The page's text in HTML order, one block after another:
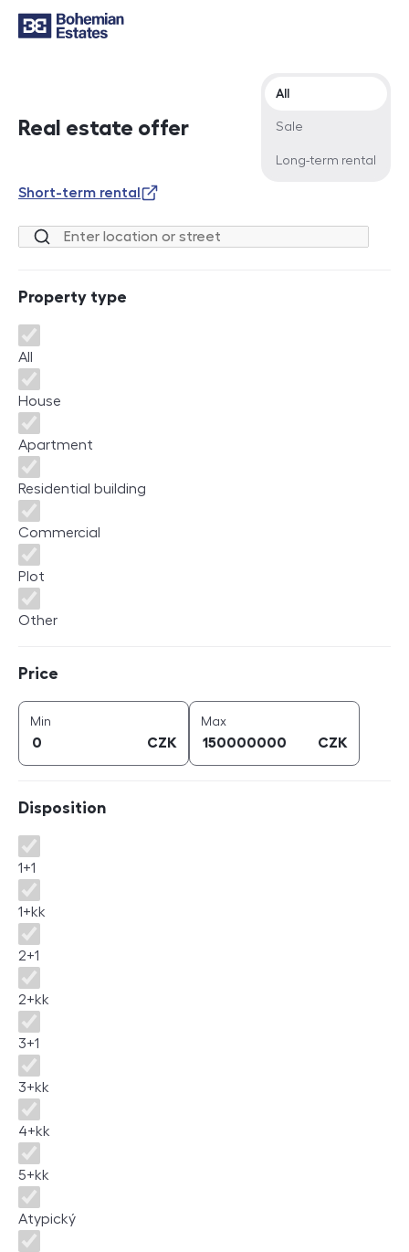
Real estate offer
Offer type
All
Sale
Long-term rental
Short-term rental
Location or street
Property type
Property type
All
House
Apartment
Residential building
Commercial
Plot
Other
Price
Min
CZK
Maxprice (
CZK
Disposition
Disposition
1+1
1+kk
2+1
2+kk
3+1
3+kk
4+kk
5+kk
Atypický